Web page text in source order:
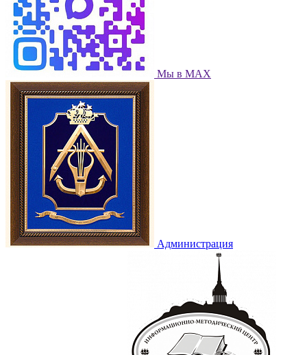
Мы в МАХ
Администрация